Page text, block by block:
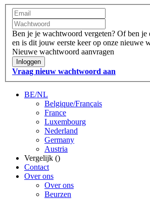
Ben je je wachtwoord vergeten? Of ben je
en is dit jouw eerste keer op onze nieuwe
Nieuwe wachtwoord aanvragen
Inloggen
Vraag nieuw wachtwoord aan
BE/NL
Belgique/Français
France
Luxembourg
Nederland
Germany
Austria
Vergelijk ()
Contact
Over ons
Over ons
Beurzen